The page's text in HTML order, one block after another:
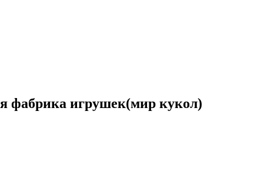
фабрика игрушек(мир кукол)